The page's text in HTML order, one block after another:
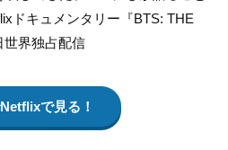
ドキュメンタリー『BTS: THE
世界独占配信
で見る！